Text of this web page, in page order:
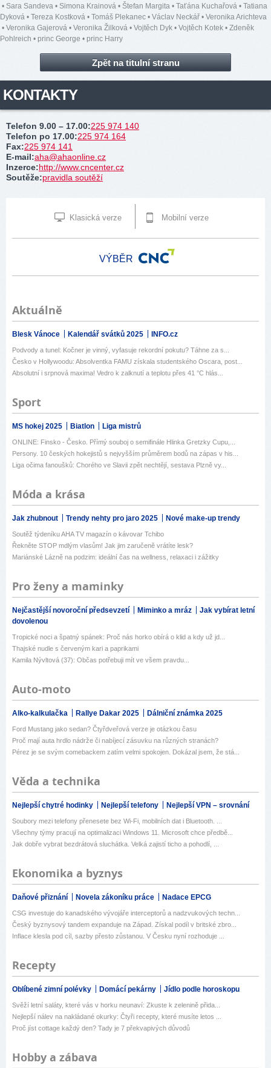
• Sara Sandeva • Simona Krainová • Štefan Margita • Taťána Kuchařová • Tatiana
Dyková • Tereza Kostková • Tomáš Plekanec • Václav Neckář • Veronika Arichteva
• Veronika Gajerová • Veronika Žilková • Vojtěch Dyk • Vojtěch Kotek • Zdeněk
Pohlreich • princ George • princ Harry
Zpět na titulní stranu
KONTAKTY
Telefon 9.00 – 17.00:225 974 140
Telefon po 17.00:225 974 164
Fax:225 974 141
E-mail:aha@ahaonline.cz
Inzerce:http://www.cncenter.cz
Soutěže:pravidla soutěží
Klasická verze Mobilní verze
VÝBĚR
Aktuálně
Blesk Vánoce Kalendář svátků 2025 INFO.cz
Podvody a tunel: Kočner je vinný, vyfasuje rekordní pokutu? Táhne za s...
Česko v Hollywoodu: Absolventka FAMU získala studentského Oscara, post...
Absolutní i srpnová maxima! Vedro k zalknutí a teplotu přes 41 °C hlás...
Sport
MS hokej 2025 Biatlon Liga mistrů
ONLINE: Finsko - Česko. Přímý souboj o semifinále Hlinka Gretzky Cupu,...
Persony. 10 českých hokejistů s nejvyšším průměrem bodů na zápas v his...
Liga očima fanoušků: Chorého ve Slavii zpět nechtějí, sestava Plzně vy...
Móda a krása
Jak zhubnout Trendy nehty pro jaro 2025 Nové make-up trendy
Soutěž týdeníku AHA TV magazín o kávovar Tchibo
Řekněte STOP mdlým vlasům! Jak jim zaručeně vrátíte lesk?
Mariánské Lázně na podzim: ideální čas na wellness, relaxaci i zážitky
Pro ženy a maminky
Nejčastější novoroční předsevzetí Miminko a mráz
Jak vybírat letní
dovolenou
Tropické noci a špatný spánek: Proč nás horko obírá o klid a kdy už jd...
Thajské nudle s červeným kari a paprikami
Kamila Nývltová (37): Občas potřebuji mít ve všem pravdu...
Auto-moto
Alko-kalkulačka Rallye Dakar 2025 Dálniční známka 2025
Ford Mustang jako sedan? Čtyřdveřová verze je otázkou času
Proč mají auta hrdlo nádrže či nabíjecí zásuvku na různých stranách?
Pérez je se svým comebackem zatím velmi spokojen. Dokázal jsem, že stá...
Věda a technika
Nejlepší chytré hodinky Nejlepší telefony Nejlepší VPN – srovnání
Soubory mezi telefony přenesete bez Wi-Fi, mobilních dat i Bluetooth. ...
Všechny týmy pracují na optimalizaci Windows 11. Microsoft chce předbě...
Jak dobře vybrat bezdrátová sluchátka. Velká zajistí ticho a pohodlí, ...
Ekonomika a byznys
Daňové přiznání Novela zákoníku práce Nadace EPCG
CSG investuje do kanadského vývojáře interceptorů a nadzvukových techn...
Český byznysový tandem expanduje na Západ. Získal podíl v britské zbro...
Inflace klesla pod cíl, sazby přesto zůstanou. V Česku nyní rozhoduje ...
Recepty
Oblíbené zimní polévky Domácí pekárny Jídlo podle horoskopu
Svěží letní saláty, které vás v horku neunaví: Zkuste k zelenině přida...
Nejlepší nálev na nakládané okurky: Čtyři recepty, které musíte letos ...
Proč jíst cottage každý den? Tady je 7 překvapivých důvodů
Hobby a zábava